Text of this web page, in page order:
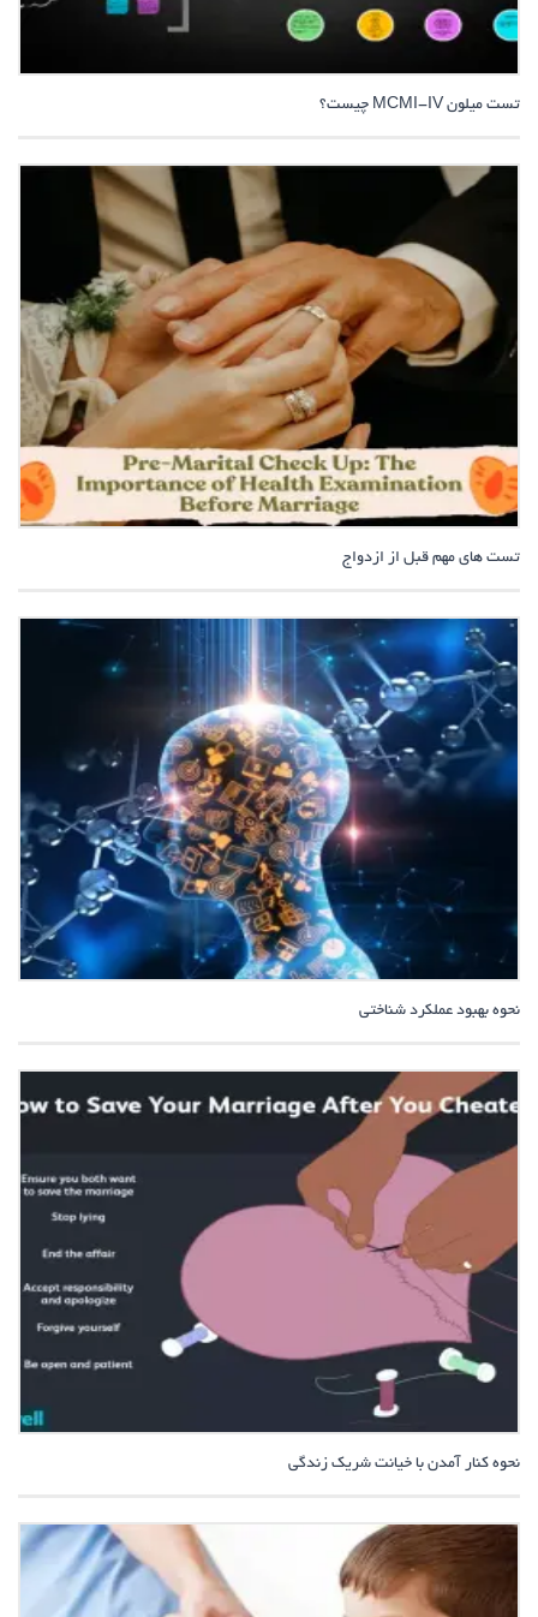
تست میلون MCMI-IV چیست؟
تست های مهم قبل از ازدواج
نحوه بهبود عملکرد شناختی
نحوه کنار آمدن با خیانت شریک زندگی